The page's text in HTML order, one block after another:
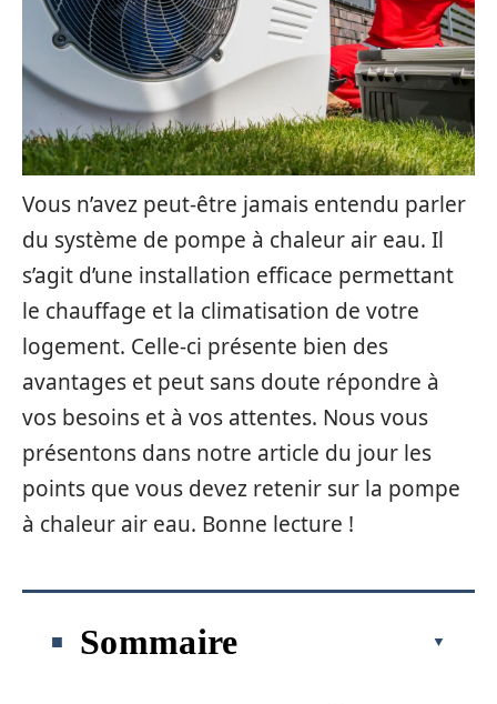
Vous n’avez peut-être jamais entendu parler
du système de pompe à chaleur air eau. Il
s’agit d’une installation efficace permettant
le chauffage et la climatisation de votre
logement. Celle-ci présente bien des
avantages et peut sans doute répondre à
vos besoins et à vos attentes. Nous vous
présentons dans notre article du jour les
points que vous devez retenir sur la pompe
à chaleur air eau. Bonne lecture !
Sommaire